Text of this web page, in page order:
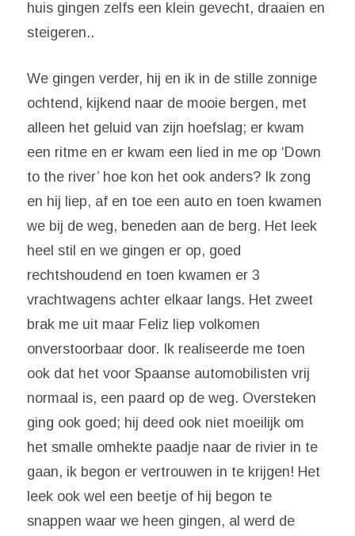
huis gingen zelfs een klein gevecht, draaien en
steigeren..
We gingen verder, hij en ik in de stille zonnige
ochtend, kijkend naar de mooie bergen, met
alleen het geluid van zijn hoefslag; er kwam
een ritme en er kwam een lied in me op ‘Down
to the river’ hoe kon het ook anders? Ik zong
en hij liep, af en toe een auto en toen kwamen
we bij de weg, beneden aan de berg. Het leek
heel stil en we gingen er op, goed
rechtshoudend en toen kwamen er 3
vrachtwagens achter elkaar langs. Het zweet
brak me uit maar Feliz liep volkomen
onverstoorbaar door. Ik realiseerde me toen
ook dat het voor Spaanse automobilisten vrij
normaal is, een paard op de weg. Oversteken
ging ook goed; hij deed ook niet moeilijk om
het smalle omhekte paadje naar de rivier in te
gaan, ik begon er vertrouwen in te krijgen! Het
leek ook wel een beetje of hij begon te
snappen waar we heen gingen, al werd de